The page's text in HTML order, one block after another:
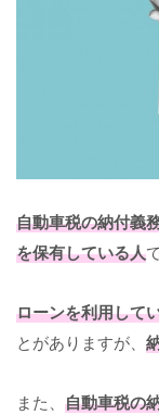
自動車税の納付義
を保有している人
ローンを利用して
とがありますが、
また、 自動車税の